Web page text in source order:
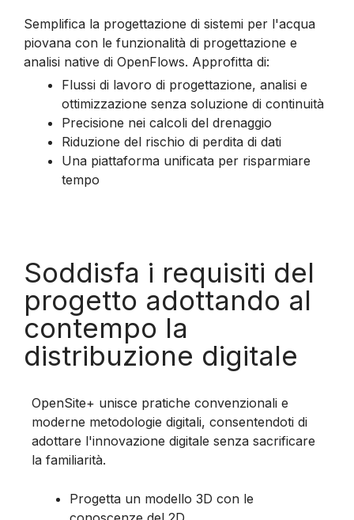
Semplifica la progettazione di sistemi per l'acqua
piovana con le funzionalità di progettazione e
analisi native di OpenFlows. Approfitta di:
Flussi di lavoro di progettazione, analisi e
ottimizzazione senza soluzione di continuità
Precisione nei calcoli del drenaggio
Riduzione del rischio di perdita di dati
Una piattaforma unificata per risparmiare
tempo
Soddisfa i requisiti del
progetto adottando al
contempo la
distribuzione digitale
OpenSite+ unisce pratiche convenzionali e
moderne metodologie digitali, consentendoti di
adottare l'innovazione digitale senza sacrificare
la familiarità.
Progetta un modello 3D con le